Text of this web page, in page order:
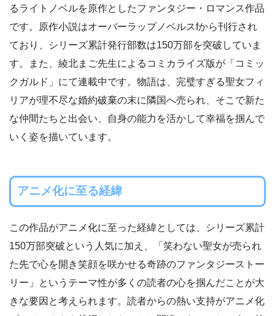
るライトノベルを原作としたファンタジー・ロマンス作品
です。原作小説はオーバーラップノベルスfから刊行され
ており、シリーズ累計発行部数は150万部を突破していま
す。また、綾北まご先生によるコミカライズ版が「コミッ
クガルド」にて連載中です。物語は、完璧すぎる聖女フィ
リアが理不尽な婚約破棄の末に隣国へ売られ、そこで新た
な仲間たちと出会い、自身の能力を活かして幸福を掴んで
いく姿を描いています。
アニメ化に至る経緯
この作品がアニメ化に至った経緯としては、シリーズ累計
150万部突破という人気に加え、「笑わない聖女が売られ
た先で心を開き笑顔を咲かせる奇跡のファンタジーストー
リー」というテーマ性が多くの読者の心を掴んだことが大
きな要因と考えられます。読者からの熱い支持がアニメ化